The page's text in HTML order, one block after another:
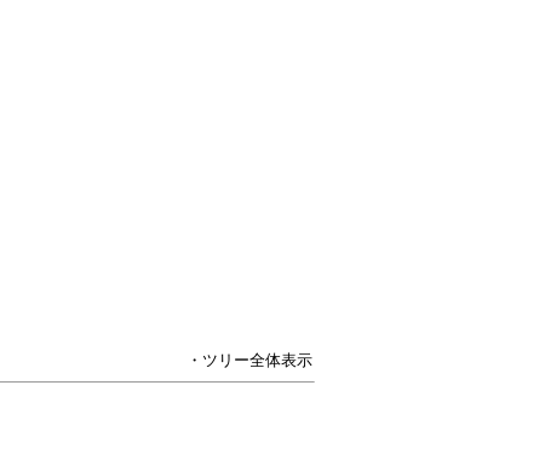
・ツリー全体表示